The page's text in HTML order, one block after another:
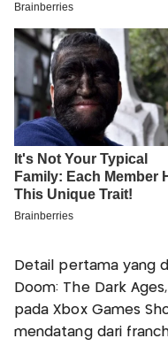
Detail pertama yang
Doom: The Dark
pada Xbox Games
mendatang dari